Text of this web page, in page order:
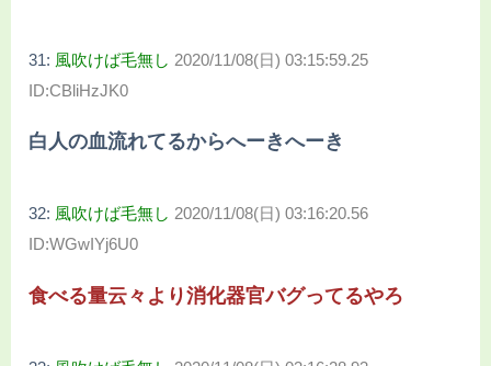
31: 風吹けば毛無し 2020/11/08(日) 03:15:59.25
ID:CBliHzJK0
白人の血流れてるからへーきへーき
32: 風吹けば毛無し 2020/11/08(日) 03:16:20.56
ID:WGwIYj6U0
食べる量云々より消化器官バグってるやろ